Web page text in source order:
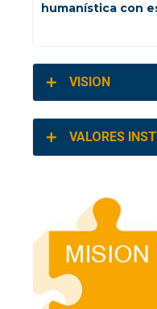
humanística con
VISION
VALORES